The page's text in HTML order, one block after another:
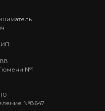
№1
№8647